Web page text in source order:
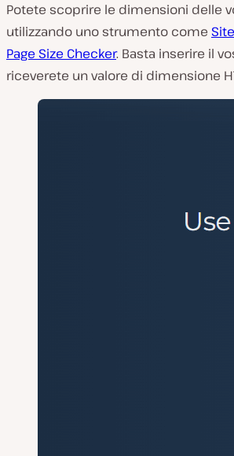
Potete scoprire le dimensioni delle
utilizzando uno strumento come
Page Size Checker. Basta inserire il
riceverete un valore di dimensione